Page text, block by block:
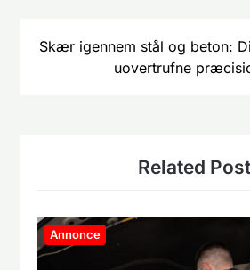
Skær igennem stål og beton:
uovertrufne
Related
Annonce